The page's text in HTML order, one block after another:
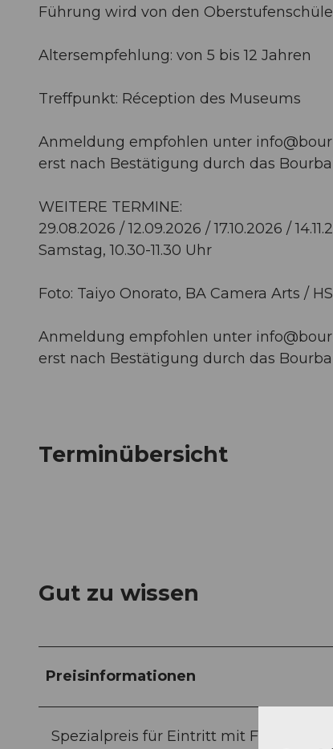
Führung wird von den
Altersempfehlung: von 5 bis 12 Jahren
Treffpunkt: Réception des Museums
Anmeldung empfohlen unter
erst nach Bestätigung durch das
WEITERE TERMINE:
29.08.2026 / 12.09.2026 / 17.10.2026 /
Samstag, 10.30-11.30 Uhr
Foto: Taiyo Onorato, BA Camera Arts /
Anmeldung empfohlen unter
erst nach Bestätigung durch das
Terminübersicht
Gut zu wissen
Preisinformationen
Spezialpreis für Eintritt mit Führung: